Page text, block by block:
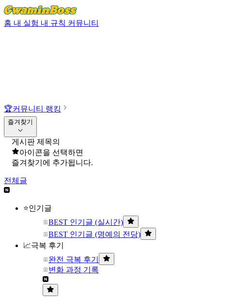
홈 내 실험 내 규칙 커뮤니티
🏆커뮤니티 랭킹
즐겨찾기
게시판 제목의
아이콘을 선택하면
즐겨찾기에 추가됩니다.
전체글
⭐인기글
BEST 인기글 (실시간)
BEST 인기글 (명예의 전당)
📈극복 후기
완전 극복 후기
변화 과정 기록